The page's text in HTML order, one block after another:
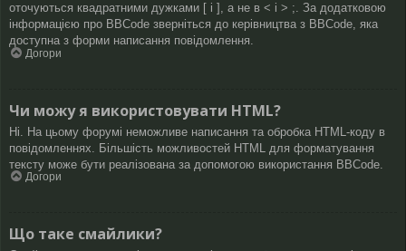
оточуються квадратними дужками [ і ], а не в < і > ;. За додатковою
інформацією про BBCode зверніться до керівництва з BBCode, яка
доступна з форми написання повідомлення.
Догори
Чи можу я використовувати HTML?
Ні. На цьому форумі неможливе написання та обробка HTML-коду в
повідомленнях. Більшість можливостей HTML для форматування
тексту може бути реалізована за допомогою використання BBCode.
Догори
Що таке смайлики?